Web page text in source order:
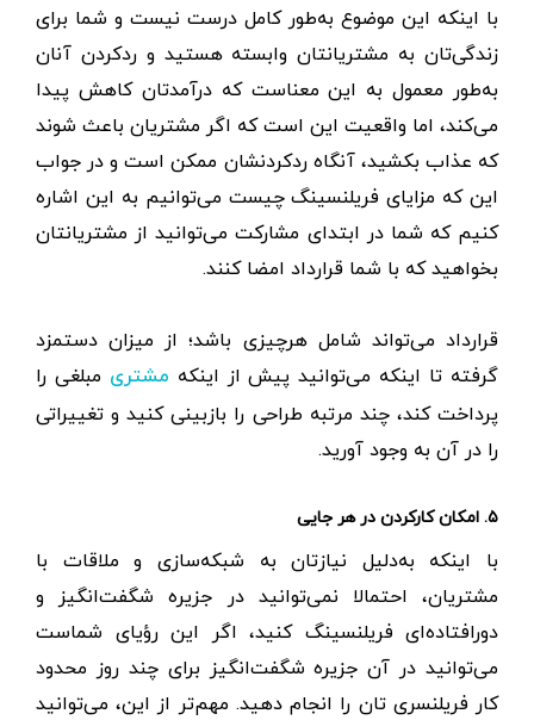
با اینکه این موضوع به‌طور کامل درست نیست و شما برای
زندگی‌تان به مشتریانتان وابسته هستید و ردکردن آنان
به‌طور معمول به این معناست که درآمدتان کاهش پیدا
می‌کند، اما واقعیت این است که اگر مشتریان باعث شوند
که عذاب بکشید، آنگاه ردکردنشان ممکن است و در جواب
این که مزایای فریلنسینگ چیست می‌توانیم به این اشاره
کنیم که شما در ابتدای مشارکت می‌توانید از مشتریانتان
بخواهید که با شما قرارداد امضا کنند.
قرارداد می‌تواند شامل هرچیزی باشد؛ از میزان دستمزد
گرفته تا اینکه می‌توانید پیش از اینکه مشتری مبلغی را
پرداخت کند، چند مرتبه طراحی را بازبینی کنید و تغییراتی
را در آن به‌ وجود آورید.
۵. امکان کارکردن در هر جایی
با اینکه به‌دلیل نیازتان به شبکه‌سازی و ملاقات با
مشتریان، احتمالا نمی‌توانید در جزیره شگفت‌انگیز و
دورافتاده‌ای فریلنسینگ کنید، اگر این رؤیای شماست
می‌توانید در آن جزیره شگفت‌انگیز برای چند روز محدود
کار فریلنسری تان را انجام دهید. مهم‌تر از این، می‌توانید